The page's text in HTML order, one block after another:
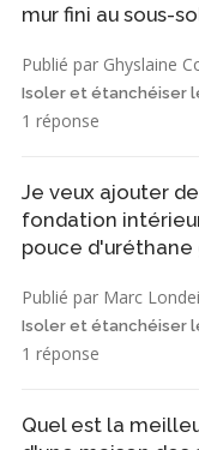
mur fini au sous-
Publié par Ghyslaine
Isoler et étanchéiser
1 réponse
Je veux ajouter
fondation
pouce d'uréthane
Publié par Marc Londei
Isoler et étanchéiser
1 réponse
Quel est la